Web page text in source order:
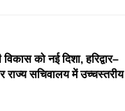
को नई दिशा, हरिद्वार–
राज्य सचिवालय में उच्चस्तरीय